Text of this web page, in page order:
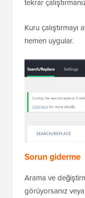
tekrar
Kuru çalıştırmayı
hemen uygular.
Sorun giderme
Arama ve
görüyorsanız